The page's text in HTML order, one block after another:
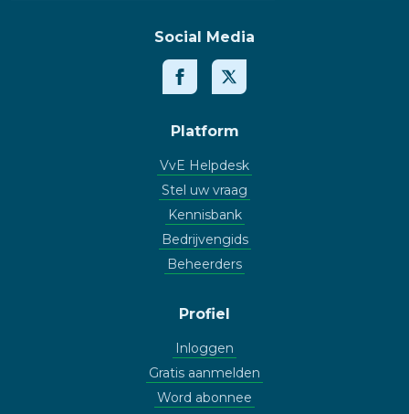
Social Media
Platform
VvE Helpdesk
Stel uw vraag
Kennisbank
Bedrijvengids
Beheerders
Profiel
Inloggen
Gratis aanmelden
Word abonnee